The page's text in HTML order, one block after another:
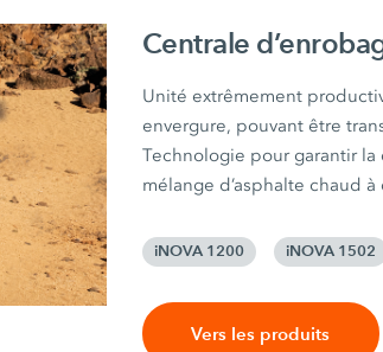
Centrale
Unité extrêmement
envergure, pouvant être
Technologie pour garantir
mélange d’asphalte chaud
iNOVA 1200 iNOVA 1502
Vers les produits